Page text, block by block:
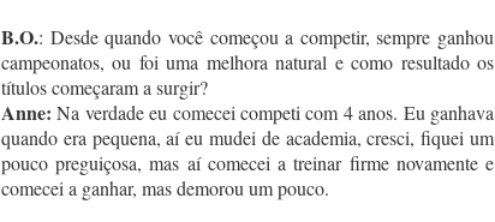
B.O.: Desde quando você começou a competir, sempre ganhou
campeonatos, ou foi uma melhora natural e como resultado os
títulos começaram a surgir?
Anne: Na verdade eu comecei competi com 4 anos. Eu ganhava
quando era pequena, aí eu mudei de academia, cresci, fiquei um
pouco preguiçosa, mas aí comecei a treinar firme novamente e
comecei a ganhar, mas demorou um pouco.